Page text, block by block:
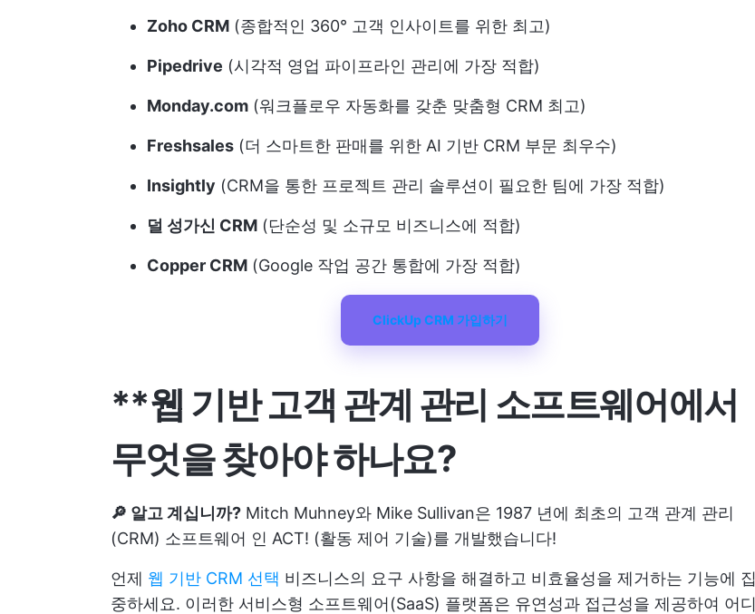
Zoho CRM (종합적인 360° 고객 인사이트를 위한 최고)
Pipedrive (시각적 영업 파이프라인 관리에 가장 적합)
Monday.com (워크플로우 자동화를 갖춘 맞춤형 CRM 최고)
Freshsales (더 스마트한 판매를 위한 AI 기반 CRM 부문 최우수)
Insightly (CRM을 통한 프로젝트 관리 솔루션이 필요한 팀에 가장 적합)
덜 성가신 CRM (단순성 및 소규모 비즈니스에 적합)
Copper CRM (Google 작업 공간 통합에 가장 적합)
ClickUp CRM 가입하기
**웹 기반 고객 관계 관리 소프트웨어에서
무엇을 찾아야 하나요?
🔎 알고 계십니까? Mitch Muhney와 Mike Sullivan은 1987 년에 최초의 고객 관계 관리
(CRM) 소프트웨어 인 ACT! (활동 제어 기술)를 개발했습니다!
언제 웹 기반 CRM 선택 비즈니스의 요구 사항을 해결하고 비효율성을 제거하는 기능에 집
중하세요. 이러한 서비스형 소프트웨어(SaaS) 플랫폼은 유연성과 접근성을 제공하여 어디